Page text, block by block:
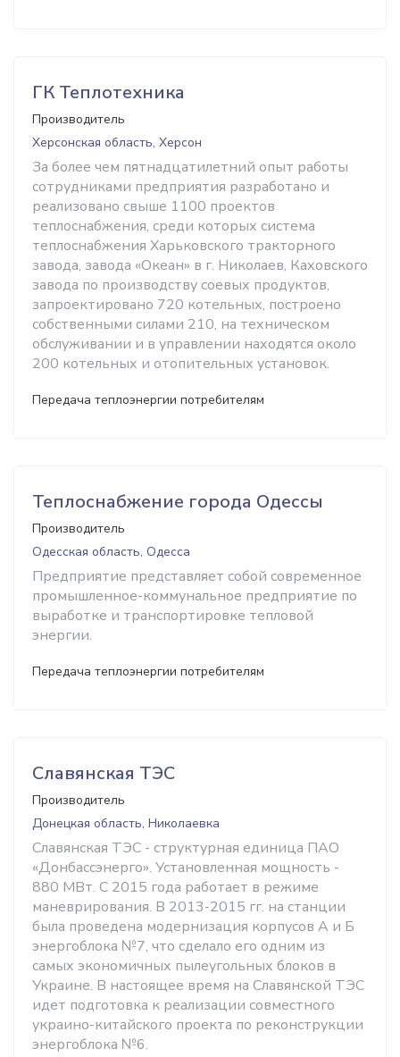
ГК Теплотехника
Производитель
Херсонская область, Херсон
За более чем пятнадцатилетний опыт работы
сотрудниками предприятия разработано и
реализовано свыше 1100 проектов
теплоснабжения, среди которых система
теплоснабжения Харьковского тракторного
завода, завода «Океан» в г. Николаев, Каховского
завода по производству соевых продуктов,
запроектировано 720 котельных, построено
собственными силами 210, на техническом
обслуживании и в управлении находятся около
200 котельных и отопительных установок.
Передача теплоэнергии потребителям
Теплоснабжение города Одессы
Производитель
Одесская область, Одесса
Предприятие представляет собой современное
промышленное-коммунальное предприятие по
выработке и транспортировке тепловой
энергии.
Передача теплоэнергии потребителям
Славянская ТЭС
Производитель
Донецкая область, Николаевка
Славянская ТЭС - структурная единица ПАО
«Донбассэнерго». Установленная мощность -
880 МВт. С 2015 года работает в режиме
маневрирования. В 2013-2015 гг. на станции
была проведена модернизация корпусов А и Б
энергоблока №7, что сделало его одним из
самых экономичных пылеугольных блоков в
Украине. В настоящее время на Славянской ТЭС
идет подготовка к реализации совместного
украино-китайского проекта по реконструкции
энергоблока №6.